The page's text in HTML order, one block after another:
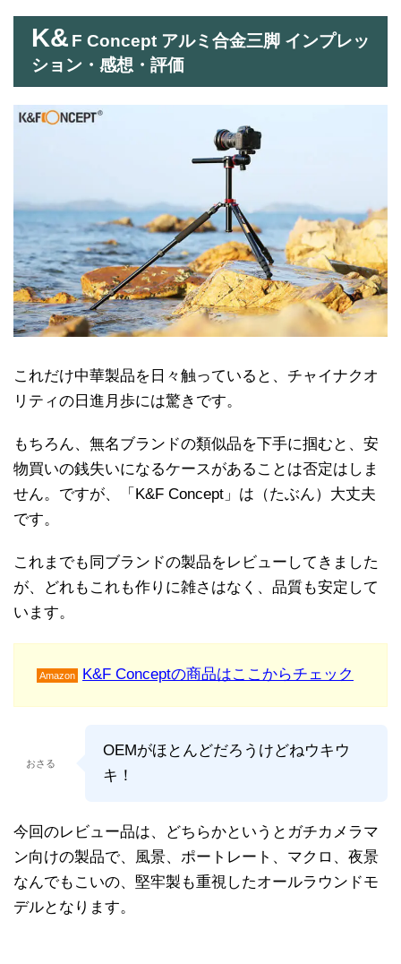
K& F Concept アルミ合金三脚 インプレッ
ション・感想・評価
これだけ中華製品を日々触っていると、チャイナクオ
リティの日進月歩には驚きです。
もちろん、無名ブランドの類似品を下手に掴むと、安
物買いの銭失いになるケースがあることは否定はしま
せん。ですが、「K&F Concept」は（たぶん）大丈夫
です。
これまでも同ブランドの製品をレビューしてきました
が、どれもこれも作りに雑さはなく、品質も安定して
います。
Amazon K&F Conceptの商品はここからチェック
おさる
OEMがほとんどだろうけどねウキウ
キ！
今回のレビュー品は、どちらかというとガチカメラマ
ン向けの製品で、風景、ポートレート、マクロ、夜景
なんでもこいの、堅牢製も重視したオールラウンドモ
デルとなります。